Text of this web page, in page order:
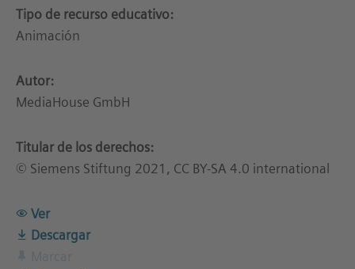
Tipo de recurso educativo:
Animación
Autor:
MediaHouse GmbH
Titular de los derechos:
© Siemens Stiftung 2021, CC BY-SA 4.0 international
Ver
Descargar